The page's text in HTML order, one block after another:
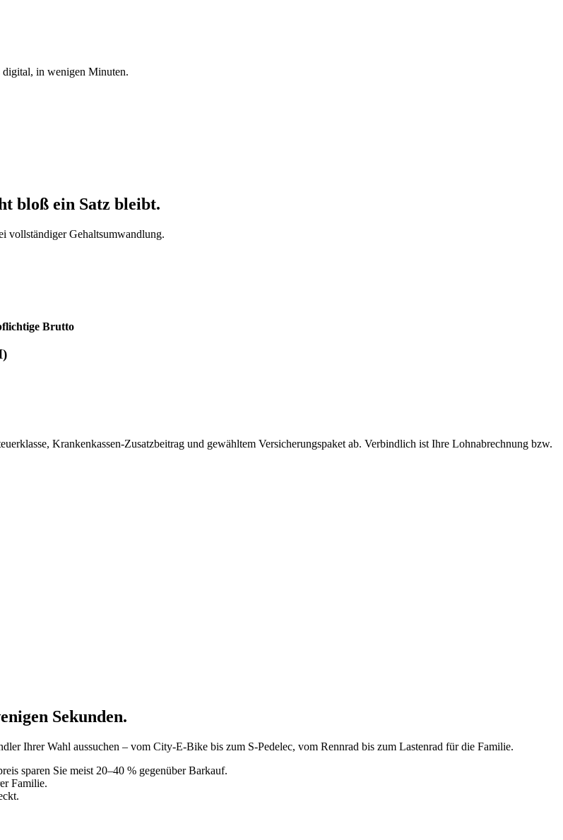
digital, in wenigen Minuten.
bloß ein Satz bleibt.
vollständiger Gehaltsumwandlung.
Brutto
Krankenkassen-Zusatzbeitrag und gewähltem Versicherungspaket ab. Verbindlich ist Ihre Lohnabrechnung bzw.
Sekunden.
Ihrer Wahl aussuchen – vom City-E-Bike bis zum S-Pedelec, vom Rennrad bis zum Lastenrad für die Familie.
sparen Sie meist 20–40 % gegenüber Barkauf.
Familie.